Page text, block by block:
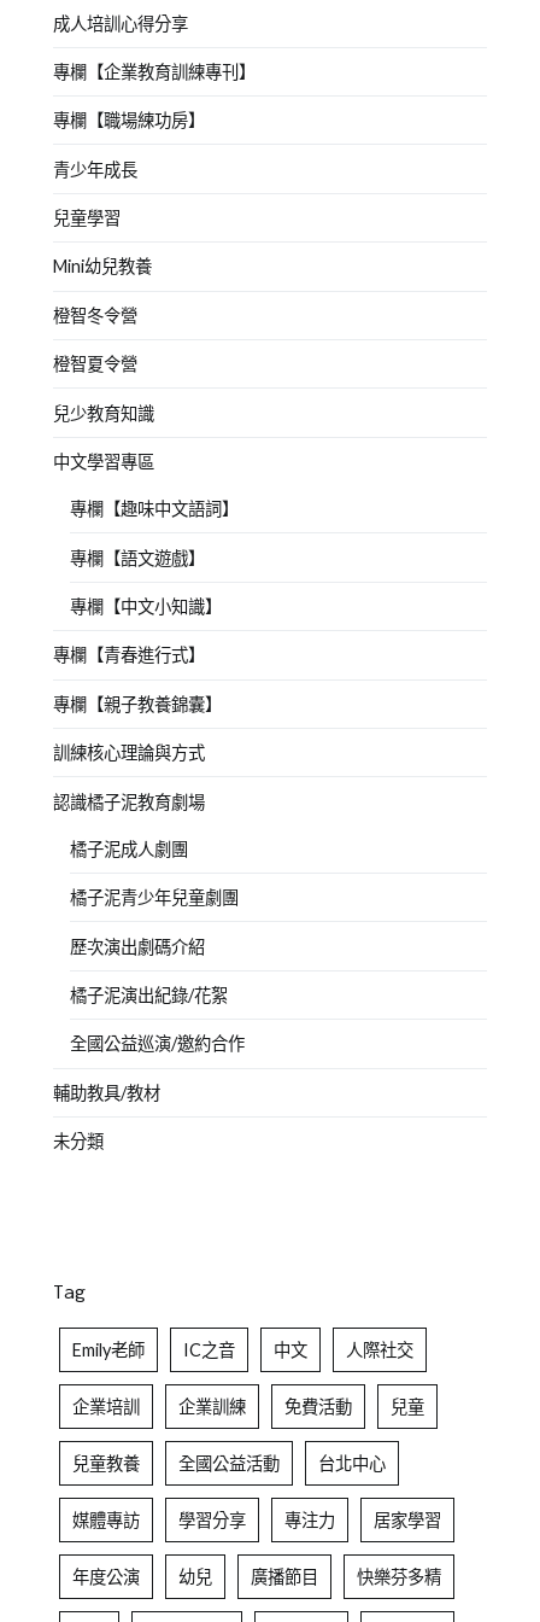
成人培訓心得分享
專欄【企業教育訓練專刊】
專欄【職場練功房】
青少年成長
兒童學習
Mini幼兒教養
橙智冬令營
橙智夏令營
兒少教育知識
中文學習專區
專欄【趣味中文語詞】
專欄【語文遊戲】
專欄【中文小知識】
專欄【青春進行式】
專欄【親子教養錦囊】
訓練核心理論與方式
認識橘子泥教育劇場
橘子泥成人劇團
橘子泥青少年兒童劇團
歷次演出劇碼介紹
橘子泥演出紀錄/花絮
全國公益巡演/邀約合作
輔助教具/教材
未分類
Tag
Emily老師 IC之音 中文 人際社交
企業培訓 企業訓練 免費活動 兒童
兒童教養 全國公益活動 台北中心
媒體專訪 學習分享 專注力 居家學習
年度公演 幼兒 廣播節目 快樂芬多精